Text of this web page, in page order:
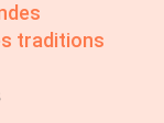
traditions